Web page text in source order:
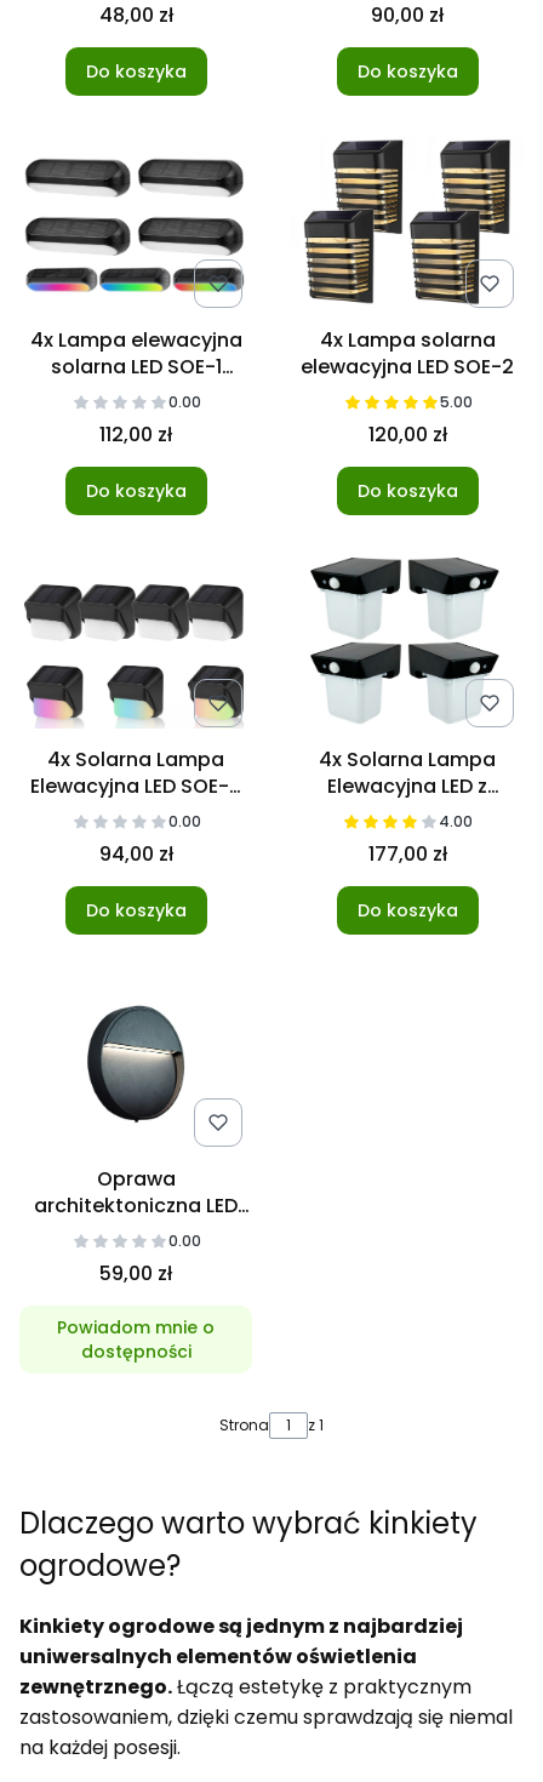
48,00 zł
Do koszyka
90,00 zł
Do koszyka
4x Lampa elewacyjna
solarna LED SOE-1
RGB+WW0.00
112,00 zł
Do koszyka
4x Lampa solarna
elewacyjna LED SOE-2
5.00
120,00 zł
Do koszyka
4x Solarna Lampa
Elewacyjna LED SOE-6
RGB+W0.00
94,00 zł
Do koszyka
4x Solarna Lampa
Elewacyjna LED z
czujnikiem SOE-8
4.00
177,00 zł
Do koszyka
Oprawa
architektoniczna LED
Santiago 4W Okrągła
0.00
59,00 zł
Powiadom mnie o
dostępności
Strona z 1
Dlaczego warto wybrać kinkiety
ogrodowe?
Kinkiety ogrodowe są jednym z najbardziej
uniwersalnych elementów oświetlenia
zewnętrznego.Łączą estetykę z praktycznym
zastosowaniem, dzięki czemu sprawdzają się niemal
na każdej posesji.